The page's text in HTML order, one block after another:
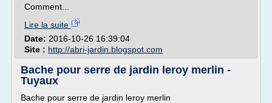
Comment...
Lire la suite
Date: 2016-10-26 16:39:04
Site : http://abri-jardin.blogspot.com
Bache pour serre de jardin leroy merlin -
Tuyaux
Bache pour serre de jardin leroy merlin